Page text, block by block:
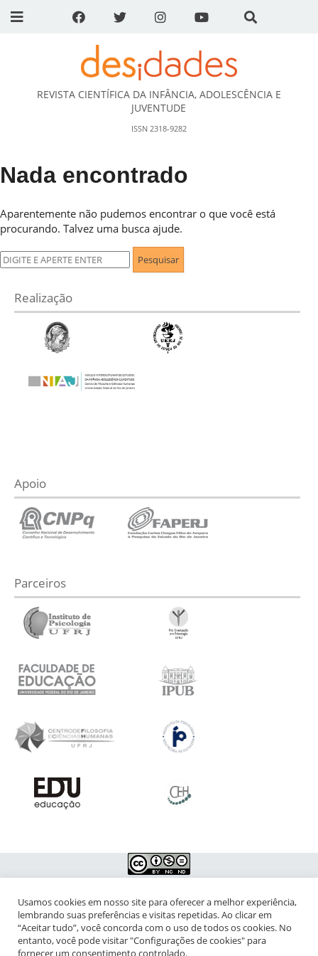
DESidades
REVISTA CIENTÍFICA DA INFÂNCIA, ADOLESCÊNCIA E
JUVENTUDE
ISSN 2318-9282
Nada encontrado
Aparentemente não pudemos encontrar o que você está
procurando. Talvez uma busca ajude.
Pesquisar
por:
Realização
Apoio
Parceiros
NIPIAC – Núcleo Interdisciplinar de Pesquisa para a Infância e
Adolescência Contemporâneas
Universidade Federal do Rio de Janeiro - Campus da Praia Vermelha
Usamos cookies em nosso site para oferecer a melhor experiência,
lembrando suas preferências e visitas repetidas. Ao clicar em
“Aceitar tudo”, você concorda com o uso de todos os cookies. No
entanto, você pode visitar "Configurações de cookies" para
fornecer um consentimento controlado.